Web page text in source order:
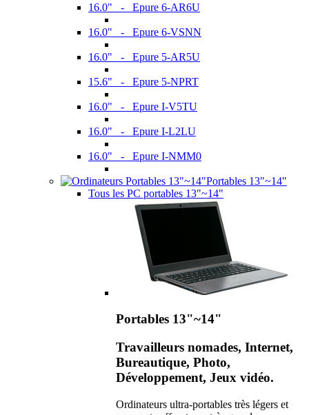
16.0" - Epure 6-AR6U
16.0" - Epure 6-VSNN
16.0" - Epure 5-AR5U
15.6" - Epure 5-NPRT
16.0" - Epure I-V5TU
16.0" - Epure I-L2LU
16.0" - Epure I-NMM0
Portables 13"~14"
Tous les PC portables 13"~14"
Portables 13"~14"
Travailleurs nomades, Internet,
Bureautique, Photo,
Développement, Jeux vidéo.
Ordinateurs ultra-portables très légers et